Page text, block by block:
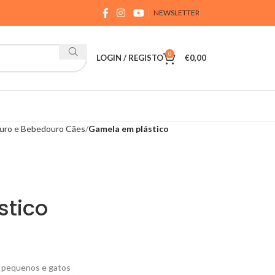
NEWSLETTER
LOGIN / REGISTO 0 €0,00
e Bebedouro Cães Gamela em plástico
e gatos